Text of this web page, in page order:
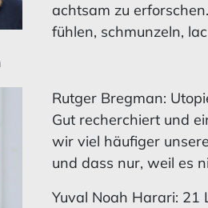
achtsam zu
fühlen, schmunzeln,
Rutger Bregman:
Gut recherchiert und
wir viel häufiger
und dass nur, weil es
Yuval Noah Harari: 21